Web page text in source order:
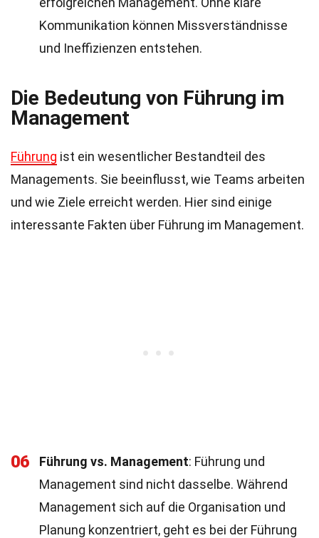
Kommunikation können Missverständnisse
und Ineffizienzen entstehen.
Die Bedeutung von Führung im
Management
Führung ist ein wesentlicher Bestandteil des
Managements. Sie beeinflusst, wie Teams arbeiten
und wie Ziele erreicht werden. Hier sind einige
interessante Fakten über Führung im Management.
06 Führung vs. Management: Führung und
Management sind nicht dasselbe. Während
Management sich auf die Organisation und
Planung konzentriert, geht es bei der Führung